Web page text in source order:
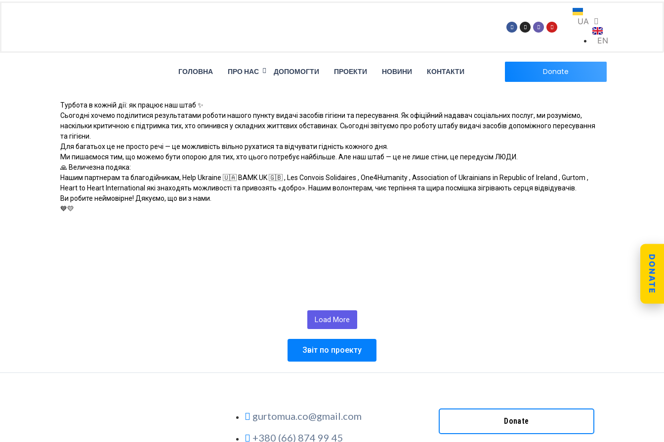
UA
EN
ГОЛОВНА ПРО НАС ДОПОМОГТИ ПРОЕКТИ НОВИНИ КОНТАКТИ Donate
Турбота в кожній дії: як працює наш штаб ✨
​Сьогодні хочемо поділитися результатами роботи нашого пункту видачі засобів гігієни та пересування. ​Як офіційний надавач соціальних послуг, ми розуміємо,
наскільки критичною є підтримка тих, хто опинився у складних життєвих обставинах. Сьогодні звітуємо про роботу штабу видачі засобів допоміжного пересування
та гігієни.
Для багатьох це не просто речі — це можливість вільно рухатися та відчувати гідність кожного дня.
​Ми пишаємося тим, що можемо бути опорою для тих, хто цього потребує найбільше. Але наш штаб — це не лише стіни, це передусім ЛЮДИ.
​🙏 Величезна подяка:
Нашим партнерам та благодійникам, Help Ukraine 🇺🇦 BAMK UK 🇬🇧 , Les Convois Solidaires , One4Humanity , Association of Ukrainians in Republic of Ireland , Gurtom ,
Heart to Heart International які знаходять можливості та привозять «добро». Нашим волонтерам, чиє терпіння та щира посмішка зігрівають серця відвідувачів.
​Ви робите неймовірне! Дякуємо, що ви з нами.
💙💛
Load More
Звіт по проекту
gurtomua.co@gmail.com
+380 (66) 874 99 45
Donate
DONATE